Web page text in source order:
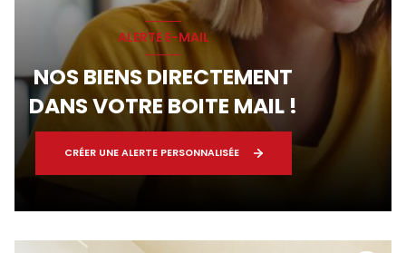
ALERTE E-MAIL
NOS BIENS DIRECTEMENT
DANS VOTRE BOITE MAIL !
CRÉER UNE ALERTE PERSONNALISÉE